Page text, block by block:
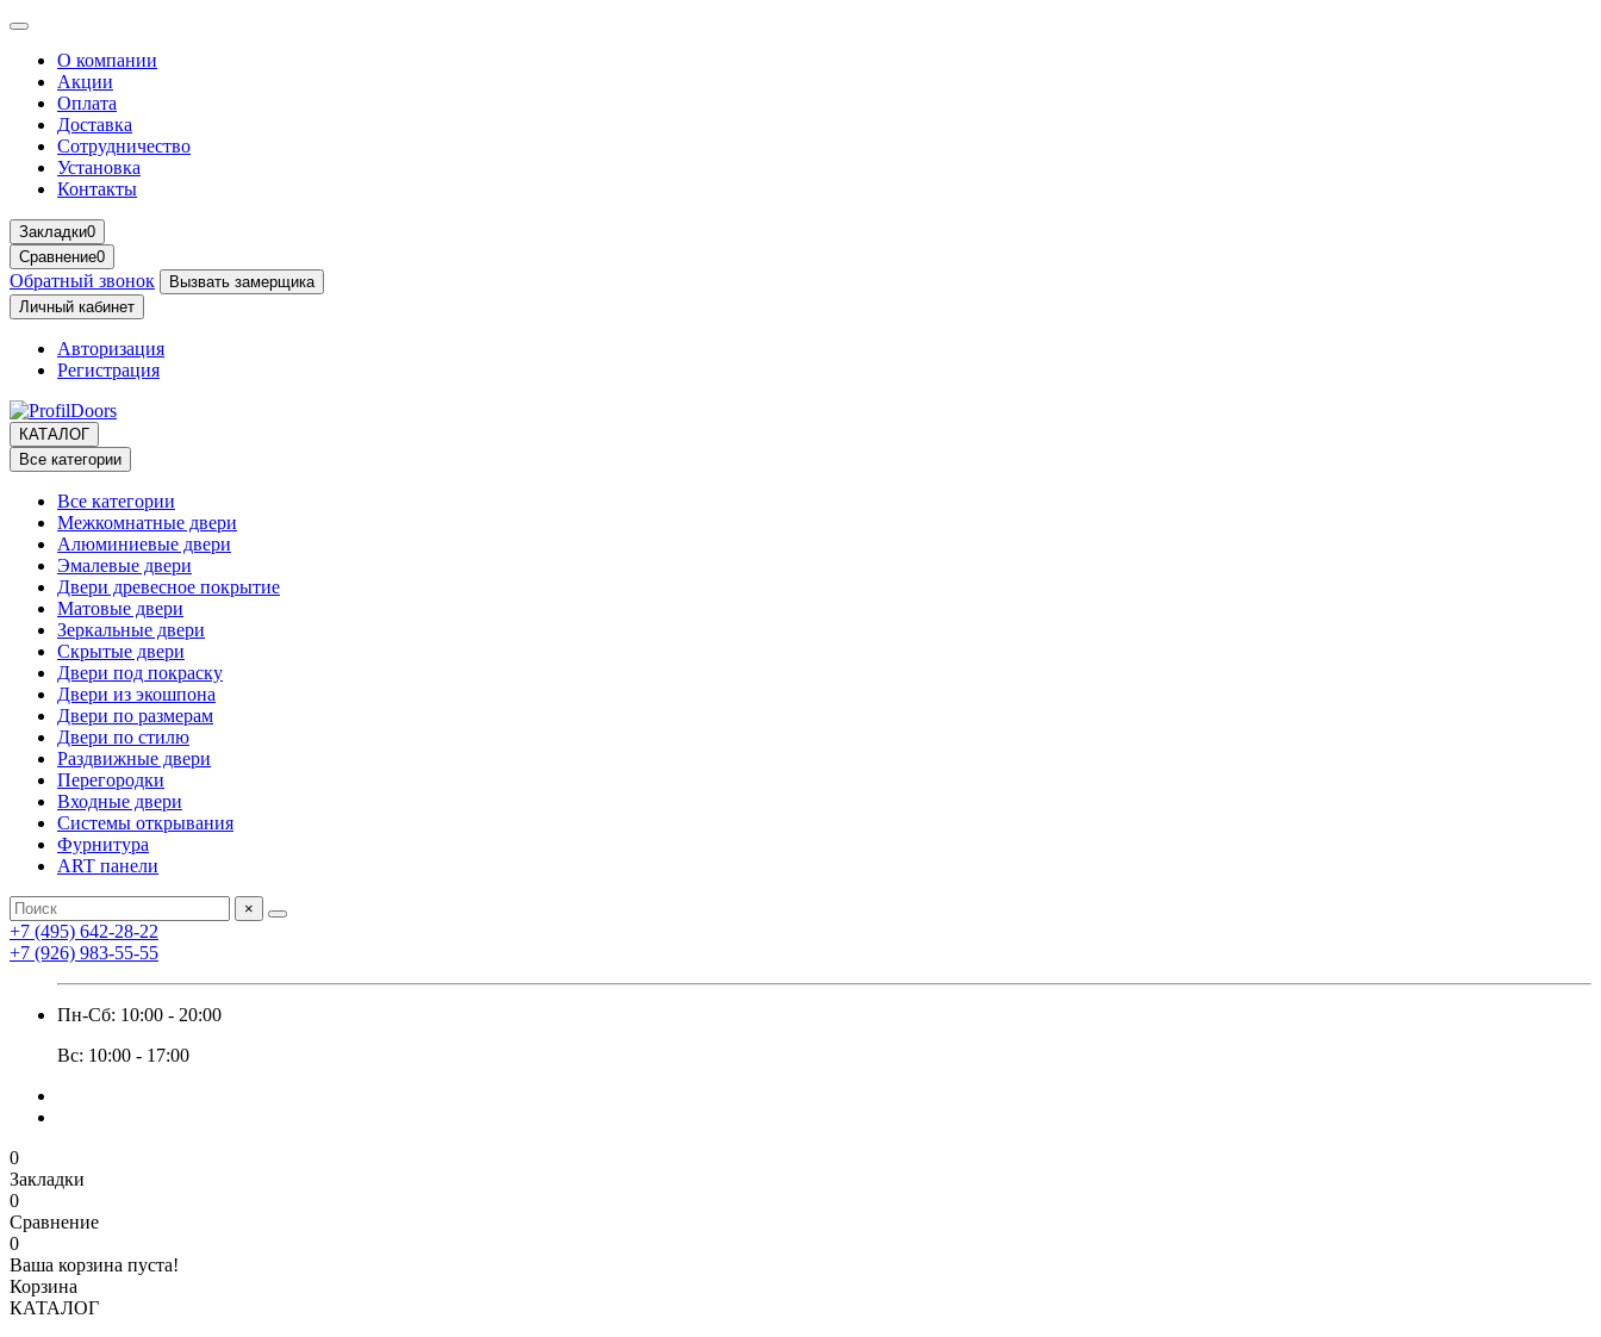
О компании
Акции
Оплата
Доставка
Сотрудничество
Установка
Контакты
Закладки0
Сравнение0
Обратный звонок
Вызвать замерщика
Личный кабинет
Авторизация
Регистрация
КАТАЛОГ
Все категории
Все категории
Межкомнатные двери
Алюминиевые двери
Эмалевые двери
Двери древесное покрытие
Матовые двери
Зеркальные двери
Скрытые двери
Двери под покраску
Двери из экошпона
Двери по размерам
Двери по стилю
Раздвижные двери
Перегородки
Входные двери
Системы открывания
Фурнитура
ART панели
×
+7 (495) 642-28-22
+7 (926) 983-55-55
Пн-Сб: 10:00 - 20:00
Вс: 10:00 - 17:00
0
Закладки
0
Сравнение
0
Ваша корзина пуста!
Корзина
КАТАЛОГ